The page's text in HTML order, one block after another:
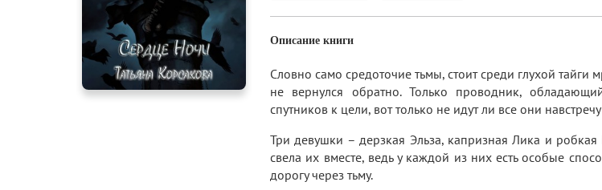
Описание книги
Словно само средоточие тьмы, стоит среди глухой
не вернулся обратно. Только проводник,
спутников к цели, вот только не идут ли все они
Три девушки – дерзкая Эльза, капризная Лика и
свела их вместе, ведь у каждой из них есть особые
дорогу через тьму.